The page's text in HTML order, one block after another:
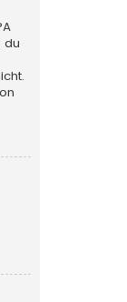
du